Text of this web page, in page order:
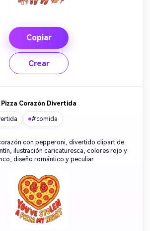
Copiar
Crear
Pizza Corazón Divertida
#comida
con pepperoni, divertido clipart de
ilustración caricaturesca, colores rojo y
diseño romántico y peculiar